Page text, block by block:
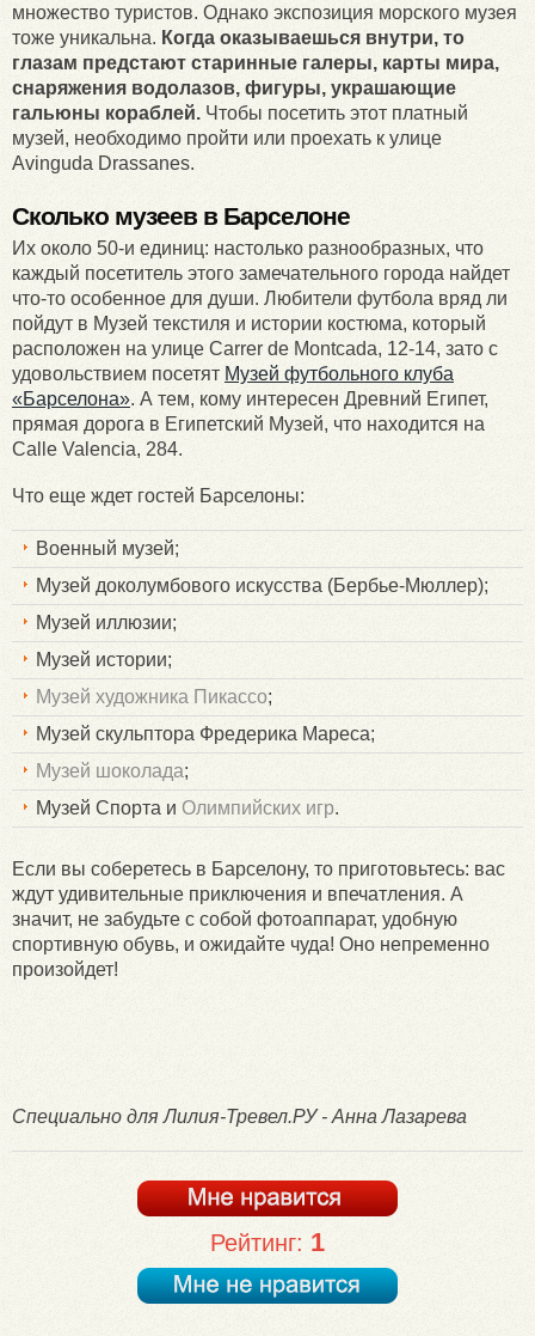
множество туристов. Однако экспозиция морского музея
тоже уникальна. Когда оказываешься внутри, то
глазам предстают старинные галеры, карты мира,
снаряжения водолазов, фигуры, украшающие
гальюны кораблей. Чтобы посетить этот платный
музей, необходимо пройти или проехать к улице
Avinguda Drassanes.
Сколько музеев в Барселоне
Их около 50-и единиц: настолько разнообразных, что
каждый посетитель этого замечательного города найдет
что-то особенное для души. Любители футбола вряд ли
пойдут в Музей текстиля и истории костюма, который
расположен на улице Carrer de Montcada, 12-14, зато с
удовольствием посетят Музей футбольного клуба
«Барселона». А тем, кому интересен Древний Египет,
прямая дорога в Египетский Музей, что находится на
Calle Valencia, 284.
Что еще ждет гостей Барселоны:
Военный музей;
Музей доколумбового искусства (Бербье-Мюллер);
Музей иллюзии;
Музей истории;
Музей художника Пикассо;
Музей скульптора Фредерика Мареса;
Музей шоколада;
Музей Спорта и Олимпийских игр.
Если вы соберетесь в Барселону, то приготовьтесь: вас
ждут удивительные приключения и впечатления. А
значит, не забудьте с собой фотоаппарат, удобную
спортивную обувь, и ожидайте чуда! Оно непременно
произойдет!
Специально для Лилия-Тревел.РУ - Анна Лазарева
Рейтинг: 1